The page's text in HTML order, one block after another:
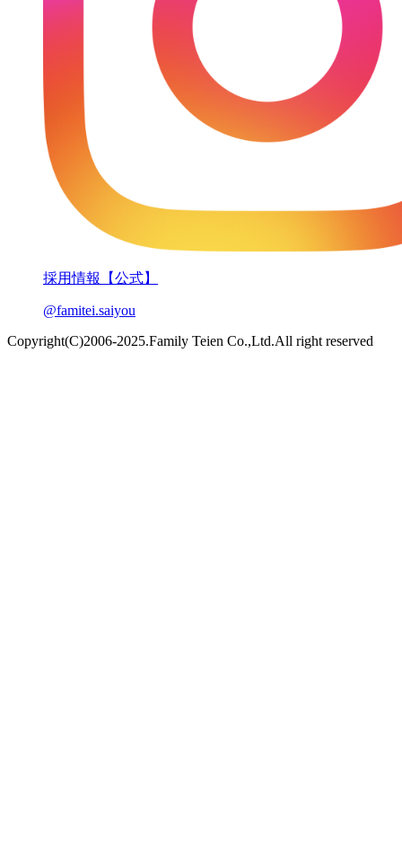
採用情報【公式】
@famitei.saiyou
Copyright(C)2006-2025.Family Teien Co.,Ltd.All right reserved